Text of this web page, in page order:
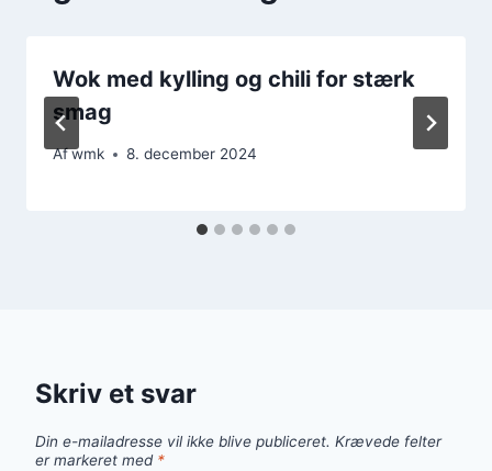
Wok med kylling og chili for stærk
smag
Afwmk 8. december 2024
Skriv et svar
Din e-mailadresse vil ikke blive publiceret. Krævede felter
er markeret med *